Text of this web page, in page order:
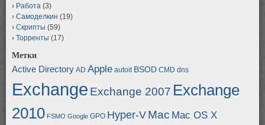
Работа (3)
Самоделкин (19)
Скрипты (59)
Торренты (17)
Метки
Active Directory AD Apple autoit BSOD CMD dns
Exchange Exchange 2007 Exchange
2010 FSMO Google GPO Hyper-V Mac Mac OS X